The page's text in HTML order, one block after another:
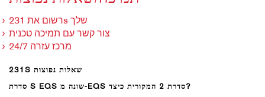
רשום את 231s שלך
צור קשר עם תמיכה טכנית
מרכז עזרה 24/7
231S שאלות נפוצות
סדרת S EQS שונה מ-EQS סדרת 2 המקורית כיצד?